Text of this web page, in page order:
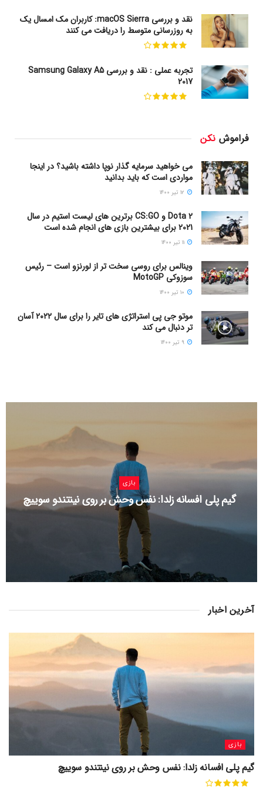
نقد و بررسی macOS Sierra: کاربران مک امسال یک
به روزرسانی متوسط را دریافت می کنند
تجربه عملی : نقد و بررسی Samsung Galaxy A5
2017
فراموش نکن
می خواهید سرمایه گذار نوپا داشته باشید؟ در اینجا
مواردی است که باید بدانید
Dota 2 و CS:GO برترین های لیست استیم در سال
2021 برای بیشترین بازی های انجام شده است
وینالس برای روسی سخت تر از لورنزو است – رئیس
سوزوکی MotoGP
موتو جی پی استراتژی های تایر را برای سال ۲۰۲۲ آسان
تر دنبال می کند
بازی
گیم پلی افسانه زلدا: نفس وحش بر روی نینتندو سوییچ
آخرین اخبار
بازی
گیم پلی افسانه زلدا: نفس وحش بر روی نینتندو سوییچ